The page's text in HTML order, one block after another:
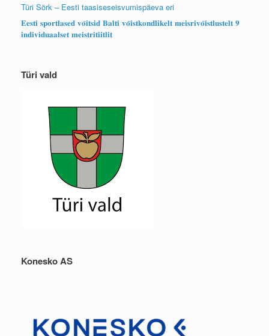
Türi Sörk – Eesti taasiseseisvumispäeva eri
𝐄𝐞𝐬𝐭𝐢 𝐬𝐩𝐨𝐫𝐭𝐥𝐚𝐬𝐞𝐝 𝐯𝐨̃𝐢𝐭𝐬𝐢𝐝 𝐁𝐚𝐥𝐭𝐢 𝐯𝐨̃𝐢𝐬𝐭𝐤𝐨𝐧𝐝𝐥𝐢𝐤𝐞𝐥𝐭 𝐦𝐞𝐢𝐬𝐫𝐢𝐯𝐨̃𝐢𝐬𝐭𝐥𝐮𝐬𝐭𝐞𝐥𝐭 𝟗
𝐢𝐧𝐝𝐢𝐯𝐢𝐝𝐮𝐚𝐚𝐥𝐬𝐞𝐭 𝐦𝐞𝐢𝐬𝐭𝐫𝐢𝐭𝐢𝐢𝐭𝐥𝐢𝐭
Türi vald
Konesko AS